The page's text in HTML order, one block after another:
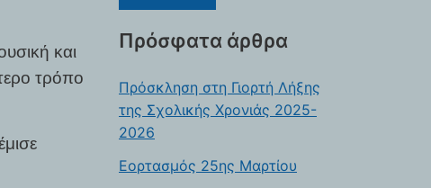
και
τρόπο
Πρόσφατα άρθρα
Πρόσκληση στη Γιορτή Λήξης
της Σχολικής Χρονιάς 2025-
2026
Eορτασμός 25ης Μαρτίου